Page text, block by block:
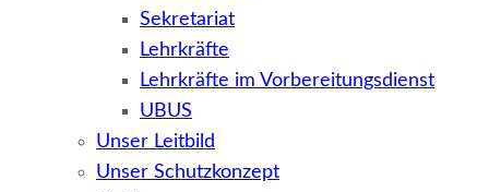
Sekretariat
Lehrkräfte
Lehrkräfte im Vorbereitungsdienst
UBUS
Unser Leitbild
Unser Schutzkonzept